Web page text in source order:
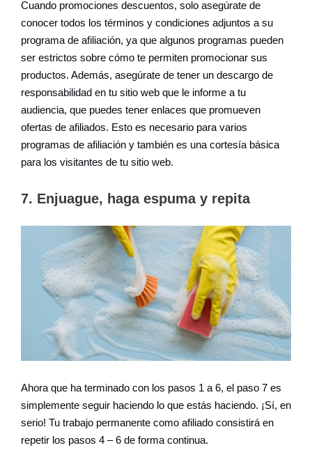
Cuando promociones descuentos, solo asegúrate de
conocer todos los términos y condiciones adjuntos a su
programa de afiliación, ya que algunos programas pueden
ser estrictos sobre cómo te permiten promocionar sus
productos. Además, asegúrate de tener un descargo de
responsabilidad en tu sitio web que le informe a tu
audiencia, que puedes tener enlaces que promueven
ofertas de afiliados. Esto es necesario para varios
programas de afiliación y también es una cortesía básica
para los visitantes de tu sitio web.
7. Enjuague, haga espuma y repita
Ahora que ha terminado con los pasos 1 a 6, el paso 7 es
simplemente seguir haciendo lo que estás haciendo. ¡Sí, en
serio! Tu trabajo permanente como afiliado consistirá en
repetir los pasos 4 – 6 de forma continua.